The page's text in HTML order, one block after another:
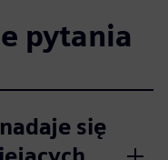
pytania
się